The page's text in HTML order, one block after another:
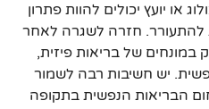
או יועץ יכולים להוות פתרון
להתעורר. חזרה לשגרה לאחר
של בריאות פיזית,
יש חשיבות רבה לשמור
הבריאות הנפשית בתקופה